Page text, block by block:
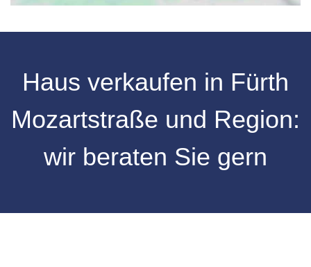
Haus verkaufen in Fürth
Mozartstraße und Region:
wir beraten Sie gern